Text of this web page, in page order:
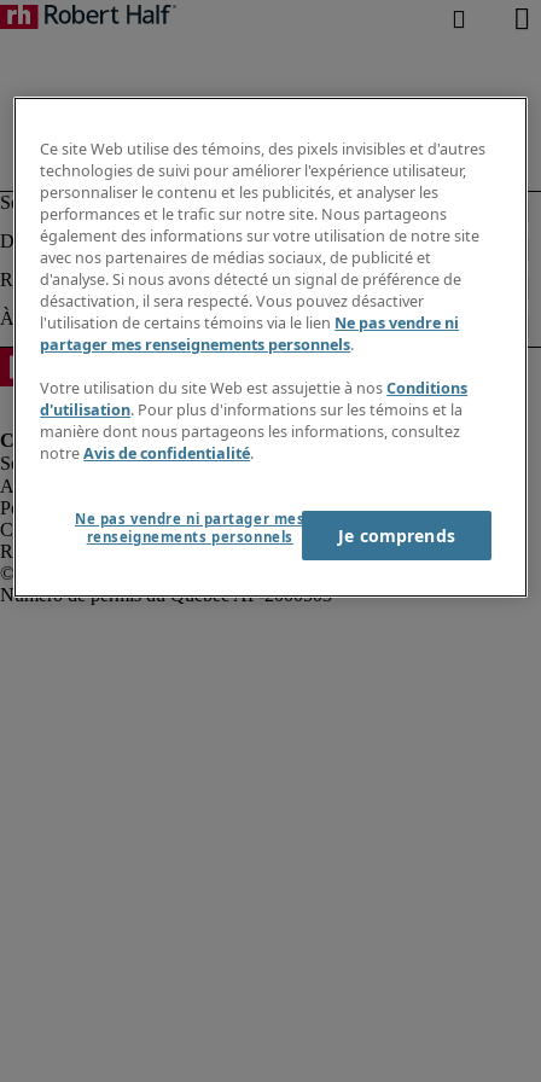
Alerte à la fraude
Politique de confidentialité
Conditions d’utilisation
Rapport sur l'esclavage moderne
Ce site Web utilise des témoins, des pixels invisibles et d'autres
technologies de suivi pour améliorer l'expérience utilisateur,
personnaliser le contenu et les publicités, et analyser les
performances et le trafic sur notre site. Nous partageons
également des informations sur votre utilisation de notre site
avec nos partenaires de médias sociaux, de publicité et
d'analyse. Si nous avons détecté un signal de préférence de
désactivation, il sera respecté. Vous pouvez désactiver
l'utilisation de certains témoins via le lien Ne pas vendre ni
partager mes renseignements personnels.
Votre utilisation du site Web est assujettie à nosConditions
d'utilisation. Pour plus d'informations sur les témoins et la
manière dont nous partageons les informations, consultez
notreAvis de confidentialité.
Ne pas vendre ni partager mes
renseignements personnels
Je comprends